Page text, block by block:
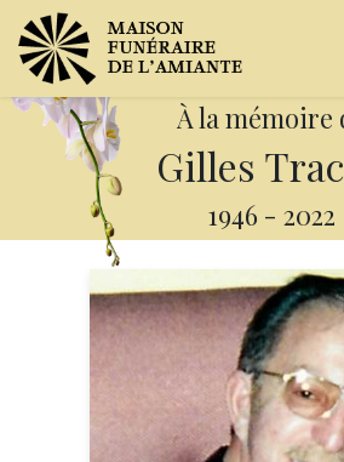
À la mémoire
Gilles
1946 - 2022